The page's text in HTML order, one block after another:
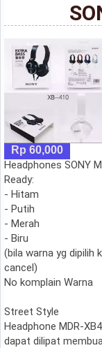
Rp 60,000
Headphones SONY
Ready:
- Hitam
- Putih
- Merah
- Biru
(bila warna yg dipilih
cancel)
No komplain Warna
Street Style
Headphone MDR-
dapat dilipat